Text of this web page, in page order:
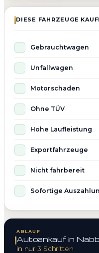
DIESE FAHRZEUGE
Gebrauchtwagen
Unfallwagen
Motorschaden
Ohne TÜV
Hohe Laufleistung
Exportfahrzeuge
Nicht fahrbereit
Sofortige
ABLAUF
Autoankauf in
in nur 3 Schritten